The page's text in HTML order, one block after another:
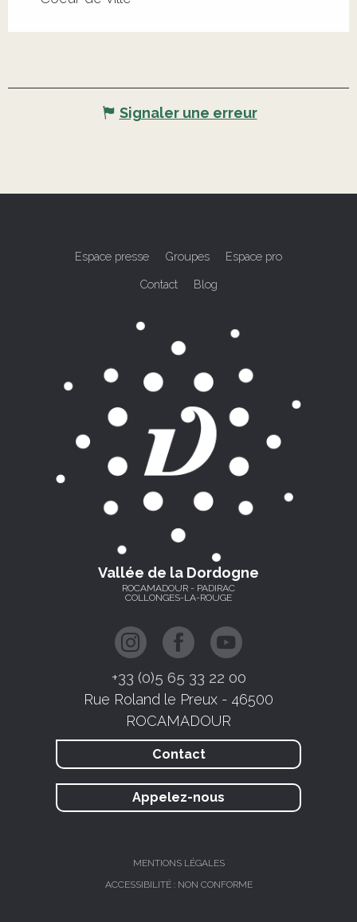
Signaler une erreur
Espace presse Groupes Espace pro
Contact Blog
Vallée de la Dordogne
ROCAMADOUR - PADIRAC
COLLONGES-LA-ROUGE
+33 (0)5 65 33 22 00
Rue Roland le Preux - 46500
ROCAMADOUR
Contact
Appelez-nous
MENTIONS LÉGALES
ACCESSIBILITÉ : NON CONFORME